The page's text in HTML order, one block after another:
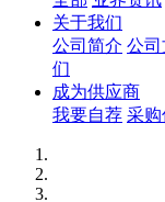
关于我们
公司简介 公
们
成为供应商
我要自荐 采购